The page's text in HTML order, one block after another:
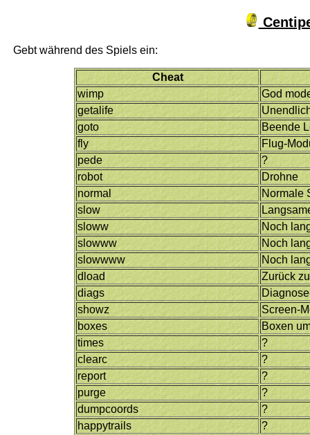
Gebt während des Spiels ein:
Cheat
wimp
God
getalife
goto
Beende
fly
Flug-
pede
?
robot
Drohne
normal
Normale
slow
sloww
Noch
slowww
Noch
slowwww
Noch
dload
Zurück
diags
showz
Screen-
boxes
Boxen
times
?
clearc
?
report
?
purge
?
dumpcoords
?
happytrails
?